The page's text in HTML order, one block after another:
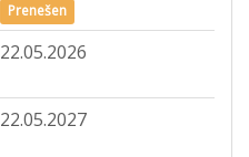
Prenešen
22.05.2026
22.05.2027